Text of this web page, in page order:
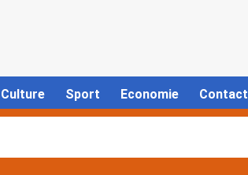
Culture Sport Economie Contact